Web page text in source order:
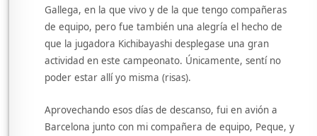
Gallega, en la que vivo y de la que tengo compañeras
de equipo, pero fue también una alegría el hecho de
que la jugadora Kichibayashi desplegase una gran
actividad en este campeonato. Únicamente, sentí no
poder estar allí yo misma (risas).
Aprovechando esos días de descanso, fui en avión a
Barcelona junto con mi compañera de equipo, Peque, y